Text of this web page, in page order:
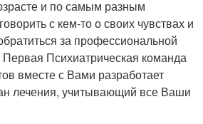
и по самым разным
с кем-то о своих чувствах и
за профессиональной
Психиатрическая команда
вместе с Вами разработает
лечения, учитывающий все Ваши